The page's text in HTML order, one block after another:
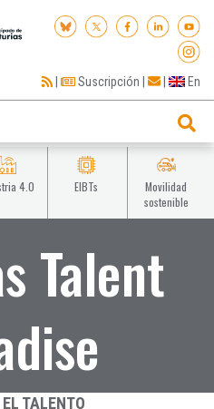
| Suscripción | | En
4.0 EIBTs
Movilidad
sostenible
Talent
TALENTO